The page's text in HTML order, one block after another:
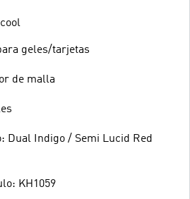
geles/tarjetas
de malla
Dual Indigo / Semi Lucid Red
KH1059